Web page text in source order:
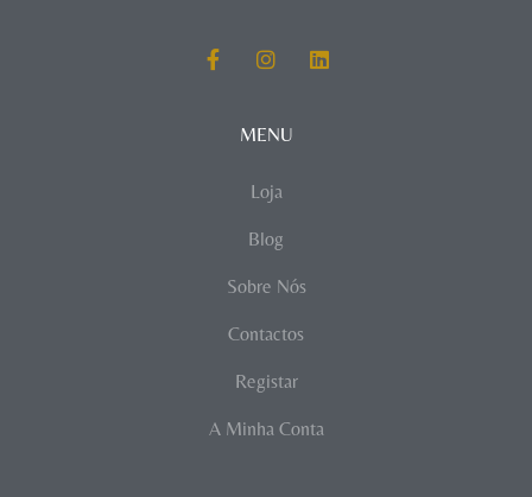
MENU
Loja
Blog
Sobre Nós
Contactos
Registar
A Minha Conta